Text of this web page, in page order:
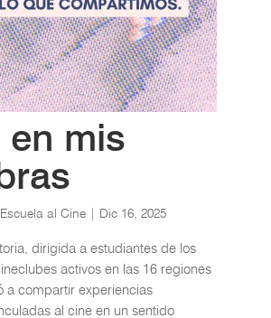
en mis
al Cine| Dic 16, 2025
dirigida a estudiantes de los
activos en las 16 regiones
a compartir experiencias
al cine en un sentido